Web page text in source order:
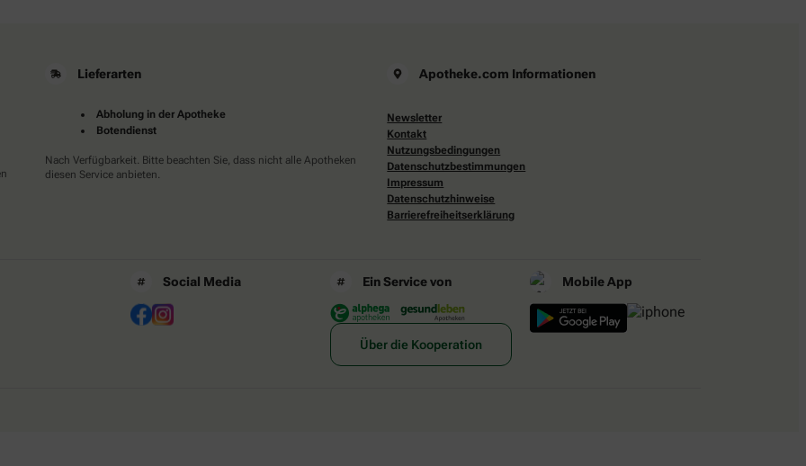
Lieferarten
Abholung in der Apotheke
Botendienst
Nach Verfügbarkeit. Bitte beachten Sie, dass nicht alle Apotheken
diesen Service anbieten.
Apotheke.com Informationen
Newsletter
Kontakt
Nutzungsbedingungen
Datenschutzbestimmungen
Impressum
Datenschutzhinweise
Barrierefreiheitserklärung
Social Media Ein Service von
Über die Kooperation
Mobile App